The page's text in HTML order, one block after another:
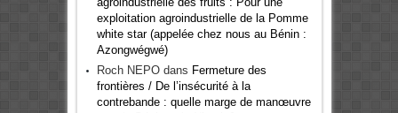
exploitation agroindustrielle de la Pomme
white star (appelée chez nous au Bénin :
Azongwégwé)
Roch NEPOdans Fermeture des
frontières / De l’insécurité à la
contrebande : quelle marge de manœuvre